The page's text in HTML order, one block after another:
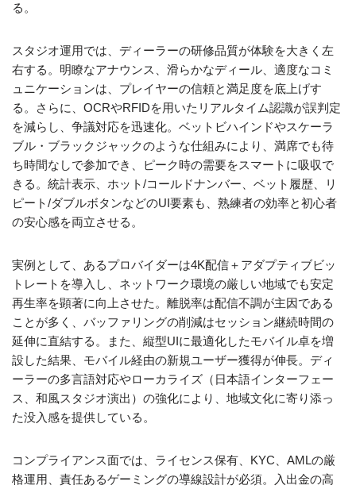
る。
スタジオ運用では、ディーラーの研修品質が体験を大きく左
右する。明瞭なアナウンス、滑らかなディール、適度なコミ
ュニケーションは、プレイヤーの信頼と満足度を底上げす
る。さらに、OCRやRFIDを用いたリアルタイム認識が誤判定
を減らし、争議対応を迅速化。ベットビハインドやスケーラ
ブル・ブラックジャックのような仕組みにより、満席でも待
ち時間なしで参加でき、ピーク時の需要をスマートに吸収で
きる。統計表示、ホット/コールドナンバー、ベット履歴、リ
ピート/ダブルボタンなどのUI要素も、熟練者の効率と初心者
の安心感を両立させる。
実例として、あるプロバイダーは4K配信＋アダプティブビッ
トレートを導入し、ネットワーク環境の厳しい地域でも安定
再生率を顕著に向上させた。離脱率は配信不調が主因である
ことが多く、バッファリングの削減はセッション継続時間の
延伸に直結する。また、縦型UIに最適化したモバイル卓を増
設した結果、モバイル経由の新規ユーザー獲得が伸長。ディ
ーラーの多言語対応やローカライズ（日本語インターフェー
ス、和風スタジオ演出）の強化により、地域文化に寄り添っ
た没入感を提供している。
コンプライアンス面では、ライセンス保有、KYC、AMLの厳
格運用、責任あるゲーミングの導線設計が必須。入出金の高